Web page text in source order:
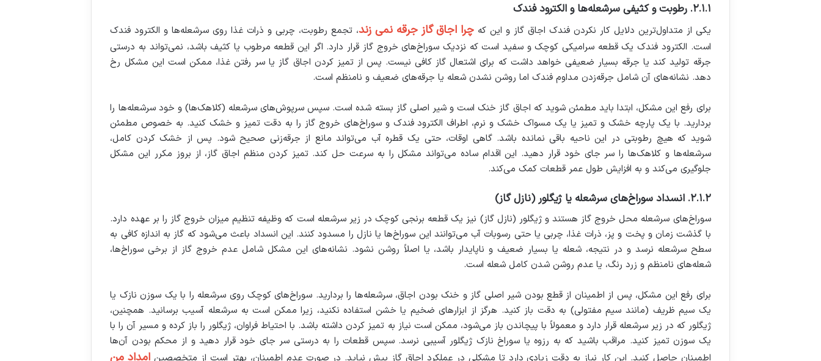
۲.۱.۱. رطوبت و کثیفی سرشعله‌ها و الکترود فندک
یکی از متداول‌ترین دلایل کار نکردن فندک اجاق گاز و این که چرا اجاق گاز جرقه نمی زند، تجمع رطوبت، چربی و ذرات غذا روی سرشعله‌ها و الکترود فندک
است. الکترود فندک یک قطعه سرامیکی کوچک و سفید است که نزدیک سوراخ‌های خروج گاز قرار دارد. اگر این قطعه مرطوب یا کثیف باشد، نمی‌تواند به درستی
جرقه تولید کند یا جرقه بسیار ضعیفی خواهد داشت که برای اشتعال گاز کافی نیست. پس از تمیز کردن اجاق گاز یا سر رفتن غذا، ممکن است این مشکل رخ
دهد. نشانه‌های آن شامل جرقه‌زدن مداوم فندک اما روشن نشدن شعله یا جرقه‌های ضعیف و نامنظم است.
برای رفع این مشکل، ابتدا باید مطمئن شوید که اجاق گاز خنک است و شیر اصلی گاز بسته شده است. سپس سرپوش‌های سرشعله (کلاهک‌ها) و خود سرشعله‌ها را
بردارید. با یک پارچه خشک و تمیز یا یک مسواک خشک و نرم، اطراف الکترود فندک و سوراخ‌های خروج گاز را به دقت تمیز و خشک کنید. به خصوص مطمئن
شوید که هیچ رطوبتی در این ناحیه باقی نمانده باشد. گاهی اوقات، حتی یک قطره آب می‌تواند مانع از جرقه‌زنی صحیح شود. پس از خشک کردن کامل،
سرشعله‌ها و کلاهک‌ها را سر جای خود قرار دهید. این اقدام ساده می‌تواند مشکل را به سرعت حل کند. تمیز کردن منظم اجاق گاز، از بروز مکرر این مشکل
جلوگیری می‌کند و به افزایش طول عمر قطعات کمک می‌کند.
۲.۱.۲. انسداد سوراخ‌های سرشعله یا ژیگلور (نازل گاز)
سوراخ‌های سرشعله محل خروج گاز هستند و ژیگلور (نازل گاز) نیز یک قطعه برنجی کوچک در زیر سرشعله است که وظیفه تنظیم میزان خروج گاز را بر عهده دارد.
با گذشت زمان و پخت و پز، ذرات غذا، چربی یا حتی رسوبات آب می‌توانند این سوراخ‌ها یا نازل را مسدود کنند. این انسداد باعث می‌شود که گاز به اندازه کافی به
سطح سرشعله نرسد و در نتیجه، شعله یا بسیار ضعیف و ناپایدار باشد، یا اصلاً روشن نشود. نشانه‌های این مشکل شامل عدم خروج گاز از برخی سوراخ‌ها،
شعله‌های نامنظم و زرد رنگ، یا عدم روشن شدن کامل شعله است.
برای رفع این مشکل، پس از اطمینان از قطع بودن شیر اصلی گاز و خنک بودن اجاق، سرشعله‌ها را بردارید. سوراخ‌های کوچک روی سرشعله را با یک سوزن نازک یا
یک سیم ظریف (مانند سیم مفتولی) به دقت باز کنید. هرگز از ابزارهای ضخیم یا خشن استفاده نکنید، زیرا ممکن است به سرشعله آسیب برسانید. همچنین،
ژیگلور که در زیر سرشعله قرار دارد و معمولاً با پیچاندن باز می‌شود، ممکن است نیاز به تمیز کردن داشته باشد. با احتیاط فراوان، ژیگلور را باز کرده و مسیر آن را با
یک سوزن تمیز کنید. مراقب باشید که به رزوه یا سوراخ نازک ژیگلور آسیبی نرسد. سپس قطعات را به درستی سر جای خود قرار دهید و از محکم بودن آن‌ها
اطمینان حاصل کنید. این کار نیاز به دقت زیادی دارد تا مشکلی در عملکرد اجاق گاز پیش نیاید. در صورت عدم اطمینان، بهتر است از متخصصین امداد من